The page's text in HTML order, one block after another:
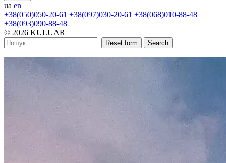
ua en
+38(050)050-20-61 +38(097)030-20-61 +38(068)010-88-48
+38(093)090-88-48
© 2026 KULUAR
Reset form Search